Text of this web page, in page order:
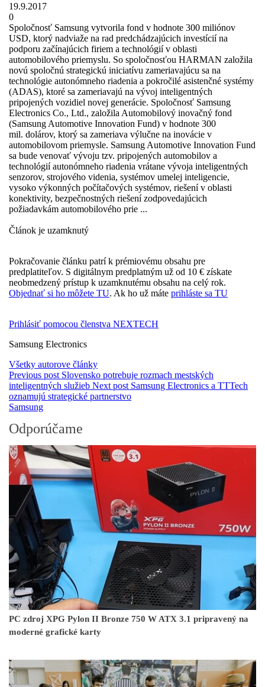
19.9.2017
0
Spoločnosť Samsung vytvorila fond v hodnote 300 miliónov
USD, ktorý nadviaže na rad predchádzajúcich investícií na
podporu začínajúcich firiem a technológií v oblasti
automobilového priemyslu. So spoločnosťou HARMAN založila
novú spoločnú strategickú iniciatívu zameriavajúcu sa na
technológie autonómneho riadenia a pokročilé asistenčné systémy
(ADAS), ktoré sa zameriavajú na vývoj inteligentných
pripojených vozidiel novej generácie. Spoločnosť Samsung
Electronics Co., Ltd., založila Automobilový inovačný fond
(Samsung Automotive Innovation Fund) v hodnote 300
mil. dolárov, ktorý sa zameriava výlučne na inovácie v
automobilovom priemysle. Samsung Automotive Innovation Fund
sa bude venovať vývoju tzv. pripojených automobilov a
technológií autonómneho riadenia vrátane vývoja inteligentných
senzorov, strojového videnia, systémov umelej inteligencie,
vysoko výkonných počítačových systémov, riešení v oblasti
konektivity, bezpečnostných riešení zodpovedajúcich
požiadavkám automobilového prie ...
Článok je uzamknutý
Pokračovanie článku patrí k prémiovému obsahu pre
predplatiteľov. S digitálnym predplatným už od 10 € získate
neobmedzený prístup k uzamknutému obsahu na celý rok.
Objednať si ho môžete TU. Ak ho už máte prihláste sa TU
Prihlásiť pomocou členstva NEXTECH
Samsung Electronics
Všetky autorove články
Previous post Slovensko potrebuje rozmach mestských
inteligentných služieb Next post Samsung Electronics a TTTech
oznamujú strategické partnerstvo
Samsung
Odporúčame
PC zdroj XPG Pylon II Bronze 750 W ATX 3.1 pripravený na
moderné grafické karty